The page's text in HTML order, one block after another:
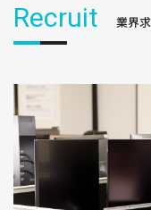
Recruit 業界